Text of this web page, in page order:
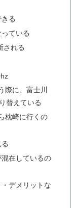
る
ている
される
際に、富士川
替えている
枕崎に行くの
在しているの
デメリットな